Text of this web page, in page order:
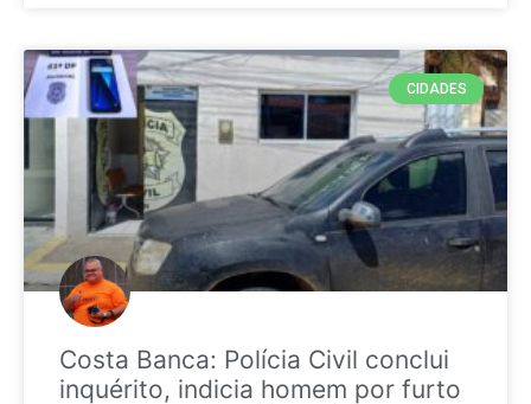
CIDADES
Costa Banca: Polícia Civil conclui
inquérito, indicia homem por furto